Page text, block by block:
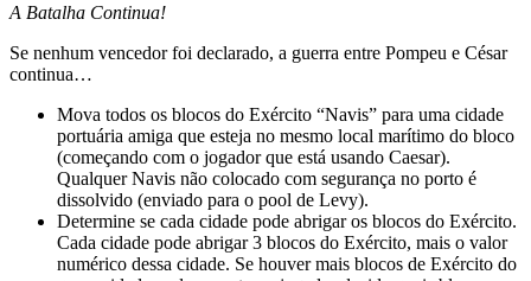
A Batalha Continua!
Se nenhum vencedor foi declarado, a guerra entre Pompeu e César
continua…
Mova todos os blocos do Exército “Navis” para uma cidade
portuária amiga que esteja no mesmo local marítimo do bloco
(começando com o jogador que está usando Caesar).
Qualquer Navis não colocado com segurança no porto é
dissolvido (enviado para o pool de Levy).
Determine se cada cidade pode abrigar os blocos do Exército.
Cada cidade pode abrigar 3 blocos do Exército, mais o valor
numérico dessa cidade. Se houver mais blocos de Exército do